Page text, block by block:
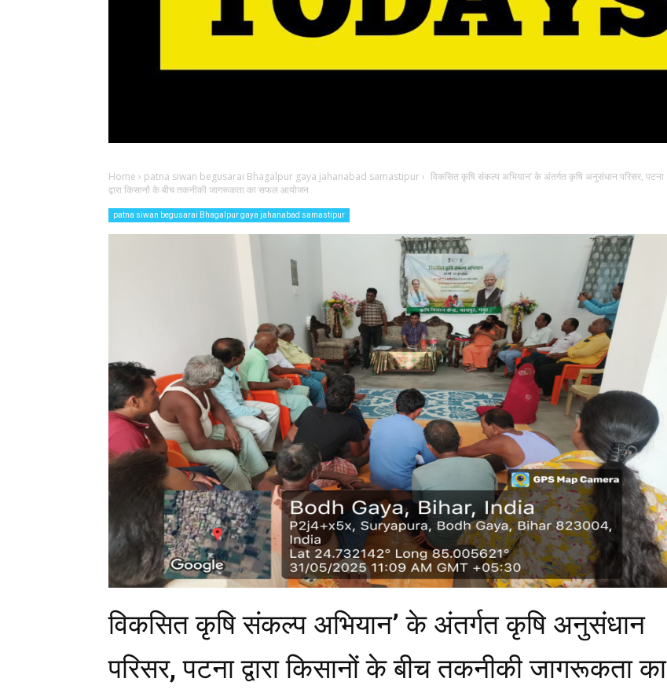
Home › patna siwan begusarai Bhagalpur gaya jahanabad samastipur› विकसित कृषि संकल्प अभियान’ के अंतर्गत कृषि अनुसंधान परिसर, पटना
द्वारा किसानों के बीच तकनीकी जागरूकता का सफल आयोजन
patna siwan begusarai Bhagalpur gaya jahanabad samastipur
विकसित कृषि संकल्प अभियान’ के अंतर्गत कृषि अनुसंधान
परिसर, पटना द्वारा किसानों के बीच तकनीकी जागरूकता का